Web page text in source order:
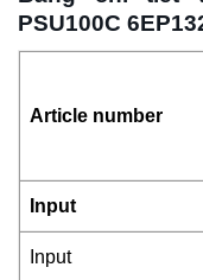
PSU100C
Article number
Input
Input